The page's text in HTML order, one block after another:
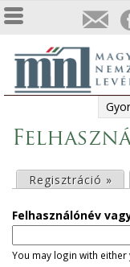
l
s
Regisztráció »
Felhasználónév
You may login with